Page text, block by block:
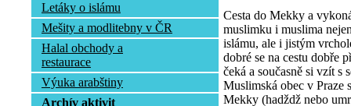
Letáky o islámu
Mešity a modlitebny v ČR
Halal obchody a
restaurace
Výuka arabštiny
Archív aktivit
Cesta do Mekky a
muslimku i muslima
islámu, ale i jistým
dobré se na cestu dobře
čeká a současně si vzít s
Muslimská obec v Praze
Mekky (hadždž nebo